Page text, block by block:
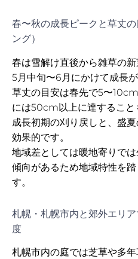
春〜秋の成長ピークと草丈
ング）
春は雪解け直後から雑草の
5月中旬〜6月にかけて成長が
草丈の目安は春先で5〜
には50cm以上に達すること
成長初期の刈り戻しと、盛
効果的です。
地域差としては暖地寄りで
傾向があるため地域特性を
す。
札幌・札幌市内と郊外エリ
度
札幌市内の庭では芝草や多